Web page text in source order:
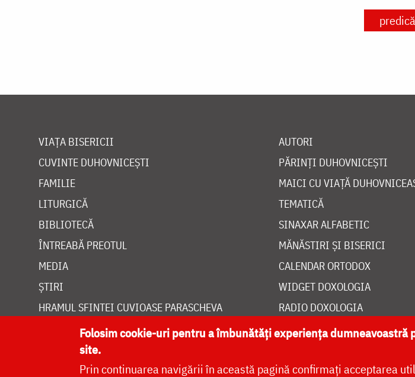
predică
VIAȚA BISERICII
CUVINTE DUHOVNICEȘTI
FAMILIE
LITURGICĂ
BIBLIOTECĂ
ÎNTREABĂ PREOTUL
MEDIA
ȘTIRI
HRAMUL SFINTEI CUVIOASE PARASCHEVA
AUTORI
PĂRINȚI DUHOVNICEȘTI
MAICI CU VIAȚĂ
TEMATICĂ
SINAXAR ALFABETIC
MĂNĂSTIRI ȘI BISERICI
CALENDAR ORTODOX
WIDGET DOXOLOGIA
RADIO DOXOLOGIA
Folosim cookie-uri pentru a îmbunătăți experiența dumneavoastră
site.
Prin continuarea navigării în această pagină confirmați acceptarea